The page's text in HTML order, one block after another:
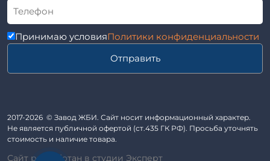
Лестничные марши
Автопавильоны
Анкера железобетонные
Балки железобетонные
Блоки железобетонные
Кабины санитарно-технические
Принимаю условияПолитики конфиденциальности
Отправить
2017-2026 © Завод ЖБИ. Сайт носит информационный характер.
Не является публичной офертой (ст.435 ГК РФ). Просьба уточнять
стоимость и наличие товара.
Сайт разработан в студии Эксперт